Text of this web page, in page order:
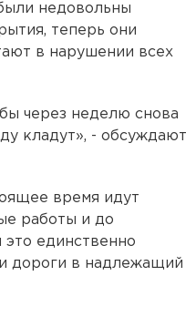
недовольны
теперь они
в нарушении всех
через неделю снова
кладут», - обсуждают
время идут
работы и до
это единственно
дороги в надлежащий